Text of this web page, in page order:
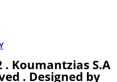
. Koumantzias S.A
. Designed by